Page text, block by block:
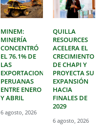
MINEM:
MINERÍA
CONCENTRÓ
EL 76.1% DE
LAS
EXPORTACIONES
PERUANAS
ENTRE ENERO
Y ABRIL
6 agosto, 2026
QUILLA
RESOURCES
ACELERA EL
CRECIMIENTO
DE CHAPI Y
PROYECTA SU
EXPANSIÓN
HACIA
FINALES DE
2029
6 agosto, 2026